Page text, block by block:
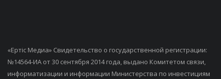
«Ертiс Медиа» Свидетельство о государственной регистрации:
№14564-ИА от 30 сентября 2014 года, выдано Комитетом связи,
информатизации и информации Министерства по инвестициям